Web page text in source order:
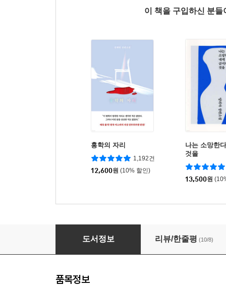
이 책을 구입하신 분
홍학의 자리
1,192건
12,600원 (10% 할인)
나는 소망한
것을
13,500원
달력 뒤에 쓴 유서
도서정보 리뷰/한줄평 (10/8)
품목정보